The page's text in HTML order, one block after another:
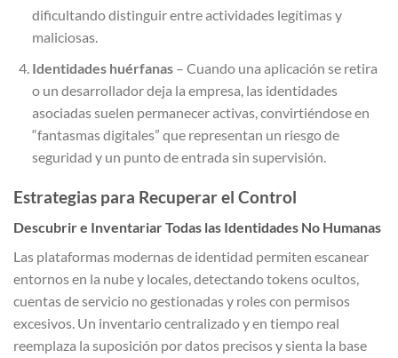
dificultando distinguir entre actividades legítimas y
maliciosas.
Identidades huérfanas– Cuando una aplicación se retira
o un desarrollador deja la empresa, las identidades
asociadas suelen permanecer activas, convirtiéndose en
“fantasmas digitales” que representan un riesgo de
seguridad y un punto de entrada sin supervisión.
Estrategias para Recuperar el Control
Descubrir e Inventariar Todas las Identidades No Humanas
Las plataformas modernas de identidad permiten escanear
entornos en la nube y locales, detectando tokens ocultos,
cuentas de servicio no gestionadas y roles con permisos
excesivos. Un inventario centralizado y en tiempo real
reemplaza la suposición por datos precisos y sienta la base